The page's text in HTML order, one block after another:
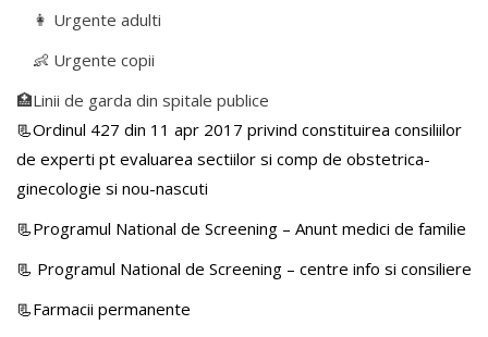
👩 Urgente adulti
👶 Urgente copii
🏥Linii de garda din spitale publice
📃Ordinul 427 din 11 apr 2017 privind constituirea consiliilor
de experti pt evaluarea sectiilor si comp de obstetrica-
ginecologie si nou-nascuti
📃Programul National de Screening – Anunt medici de familie
📃 Programul National de Screening – centre info si consiliere
📃Farmacii permanente